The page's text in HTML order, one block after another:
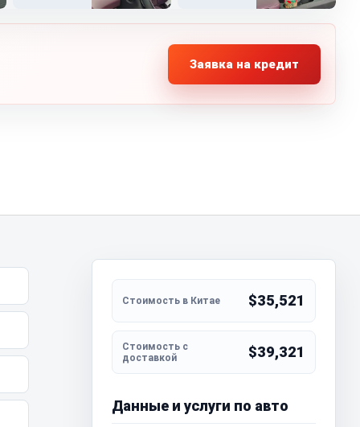
Заявка на кредит
$35,521
$39,321
Данные и услуги по авто